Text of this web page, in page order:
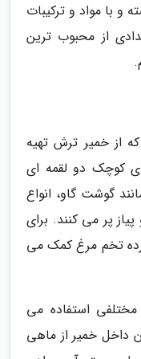
و با مواد و ترکیبات
از محبوب ترین
از خمیر ترش تهیه
کوچک دو لقمه ای
گوشت گاو، انواع
پر می کنند. برای
تخم مرغ کمک می
استفاده می
داخل خمیر از ماهی